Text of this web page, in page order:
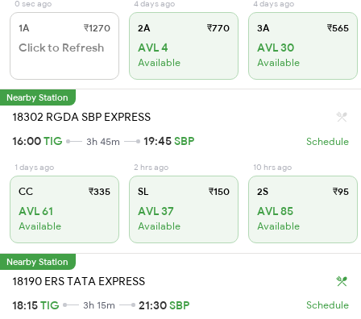
0 sec ago
1A ₹1270
Click to Refresh
4 days ago
2A ₹770
AVL 4
Available
4 days ago
3A ₹565
AVL 30
Available
Nearby Station
18302 RGDA SBP EXPRESS
16:00TIG 3h 45m 19:45SBP Schedule
1 days ago
CC ₹335
AVL 61
Available
2 hrs ago
SL ₹150
AVL 37
Available
10 hrs ago
2S ₹95
AVL 85
Available
Nearby Station
18190 ERS TATA EXPRESS
18:15TIG 3h 15m 21:30SBP Schedule